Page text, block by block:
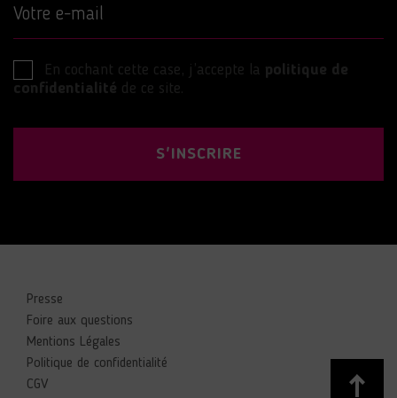
Votre e-mail
En cochant cette case, j’accepte la politique de
confidentialité de ce site.
S'INSCRIRE
Presse
Foire aux questions
Mentions Légales
Politique de confidentialité
CGV